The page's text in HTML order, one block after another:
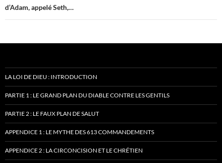
d’Adam, appelé Seth,…
LA LOI DE DIEU : INTRODUCTION
PARTIE 1 : LE GRAND PLAN DU DIABLE CONTRE LES GENTILS
PARTIE 2 : LE FAUX PLAN DE SALUT
APPENDICE 1 : LE MYTHE DES 613 COMMANDEMENTS
APPENDICE 2 : LA CIRCONCISION ET LE CHRÉTIEN